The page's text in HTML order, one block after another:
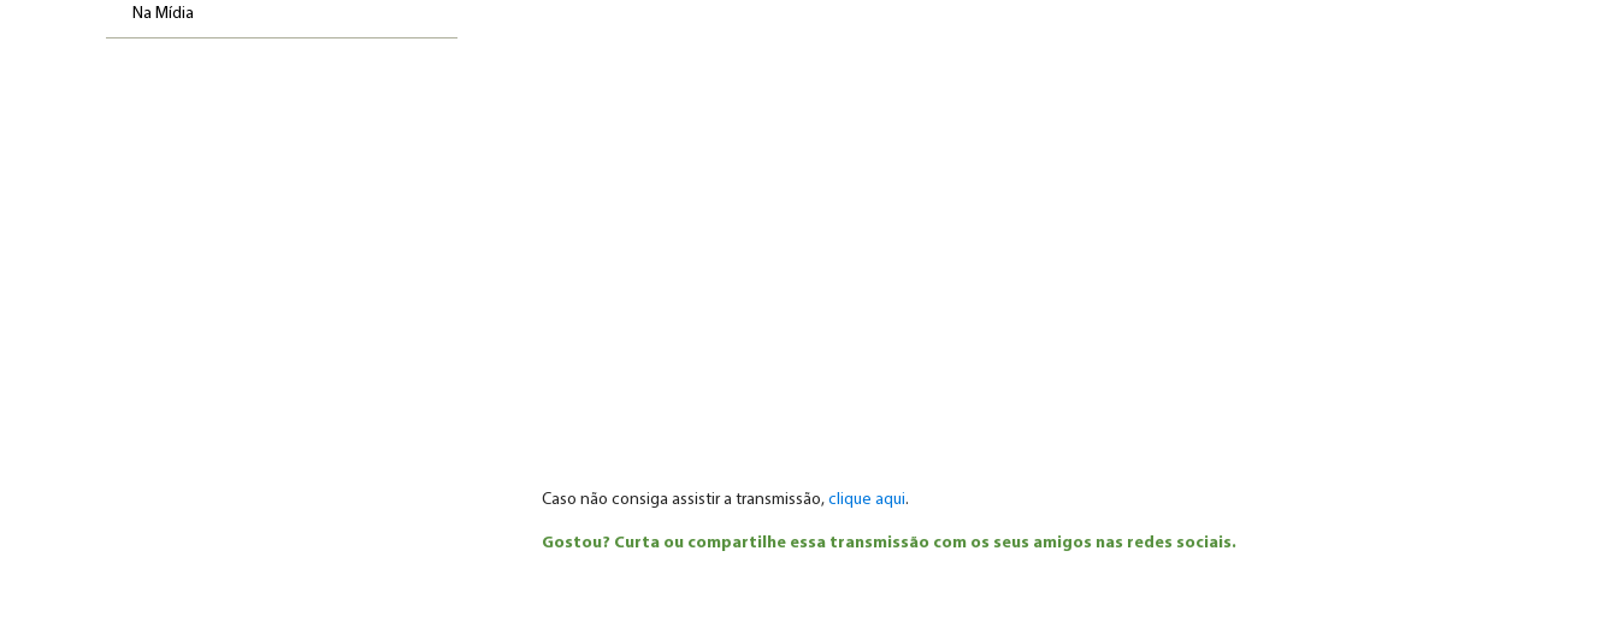
Na Mídia
Caso não consiga assistir a transmissão, clique aqui.
Gostou? Curta ou compartilhe essa transmissão com os seus amigos nas redes sociais.